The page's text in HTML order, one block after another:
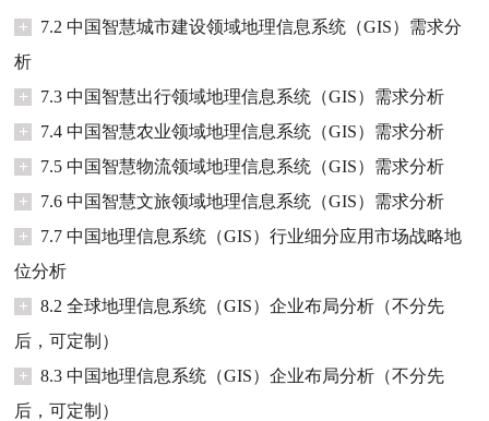
+
7.2 中国智慧城市建设领域地理信息系统（GIS）需求分
析
+
7.3 中国智慧出行领域地理信息系统（GIS）需求分析
+
7.4 中国智慧农业领域地理信息系统（GIS）需求分析
+
7.5 中国智慧物流领域地理信息系统（GIS）需求分析
+
7.6 中国智慧文旅领域地理信息系统（GIS）需求分析
+
7.7 中国地理信息系统（GIS）行业细分应用市场战略地
位分析
+
8.2 全球地理信息系统（GIS）企业布局分析（不分先
后，可定制）
+
8.3 中国地理信息系统（GIS）企业布局分析（不分先
后，可定制）